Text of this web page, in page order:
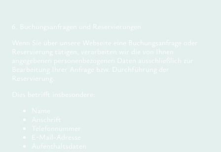
6. Buchungsanfragen und Reservierungen
Wenn Sie über unsere Webseite eine Buchungsanfrage oder
Reservierung tätigen, verarbeiten wir die von Ihnen
angegebenen personenbezogenen Daten ausschließlich zur
Bearbeitung Ihrer Anfrage bzw. Durchführung der
Reservierung.
Dies betrifft insbesondere:
Name
Anschrift
Telefonnummer
E-Mail-Adresse
Aufenthaltsdaten